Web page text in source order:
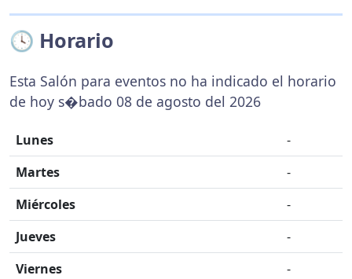
🕓 Horario
Esta Salón para eventos no ha indicado el horario
de hoy s�bado 08 de agosto del 2026
Lunes
-
Martes
-
Miércoles
-
Jueves
-
Viernes
-